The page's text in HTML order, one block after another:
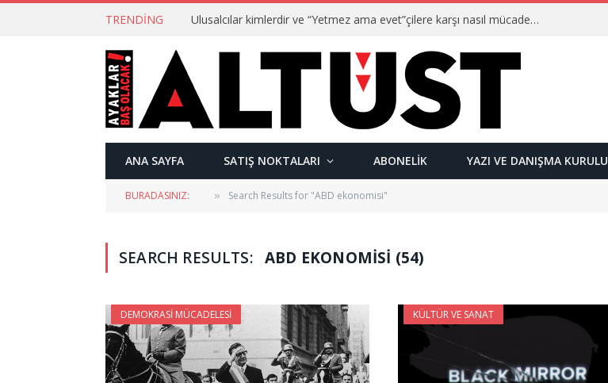
TRENDING Ulusalcılar kimlerdir ve “Yetmez ama evet”çilere karşı nasıl mücadele ederler?
ANA SAYFA SATIŞ NOKTALARI ABONELIK YAZI VE DANIŞMA KURULU
BURADASINIZ: » Search Results for "ABD ekonomisi"
SEARCH RESULTS: ABD EKONOMISI (54)
DEMOKRASI MÜCADELESI KÜLTÜR VE SANAT